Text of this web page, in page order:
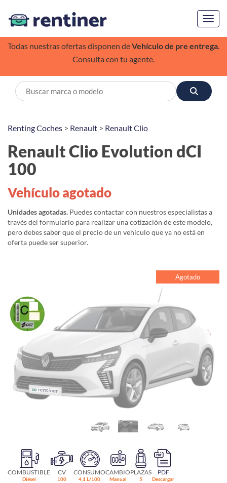
Todas nuestras ofertas disponen deVehículo de pre entrega.
Consulta con tu agente.
Renting Coches > Renault > Renault Clio
Renault Clio Evolution dCI
100
Vehículo agotado
Unidades agotadas. Puedes contactar con nuestros especialistas a
través del formulario para realizar una cotización de este modelo,
pero debes saber que el precio de un vehículo que ya no está en
oferta puede ser superior.
Agotado
COMBUSTIBLE
Diésel
CV
100
CONSUMO
4,1 L/100
CAMBIO
Manual
PLAZAS
5
PDF
Descargar